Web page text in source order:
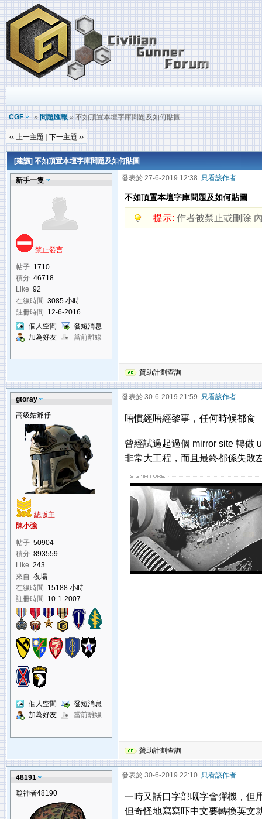
CGF »問題匯報» 不如頂置本壇字庫問題及如何貼圖
‹‹ 上一主題 下一主題 ››
[建議] 不如頂置本壇字庫問題及如何貼圖
新手一隻
禁止發言
帖子 1710
積分 46718
Like 92
在線時間 3085 小時
註冊時間 12-6-2016
個人空間
發短消息
加為好友
當前離線
發表於 27-6-2019 12:38 只看該作者
不如頂置本壇字庫問題及如何貼圖
提示: 作者被禁止或刪除
贊助計劃查詢
gtoray
高級姑爺仔
總版主
陳小強
帖子 50904
積分 893559
Like 243
來自 夜場
在線時間 15188 小時
註冊時間
10-1-2007
個人空間
發短消息
加為好友
當前離線
發表於 30-6-2019 21:59 只看該作者
唔慣經唔經黎事，任何時候都食
曾經試過起過個 mirror site 轉做
非常大工程，而且最終都係失敗
贊助計劃查詢
48191
噬神者48190
發表於 30-6-2019 22:10 只看該作者
一時又話口字部嘅字會彈機，但
但奇怪地寫寫吓中文要轉換英文